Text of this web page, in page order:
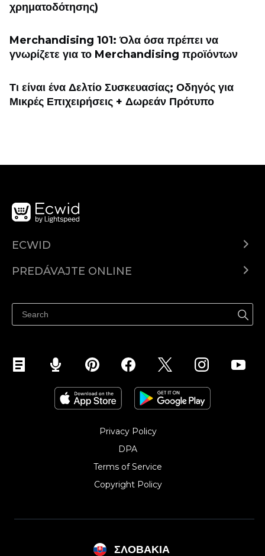
χρηματοδότησης)
Merchandising 101: Όλα όσα πρέπει να
γνωρίζετε για το Merchandising προϊόντων
Τι είναι ένα Δελτίο Συσκευασίας; Οδηγός για
Μικρές Επιχειρήσεις + Δωρεάν Πρότυπο
ECWID
Cenník
PREDÁVAJTE ONLINE
Predávajte na Facebook
Predávať na Instagram
Privacy Policy
DPA
Terms of Service
Copyright Policy‎
ΣΛΟΒΑΚΊΑ